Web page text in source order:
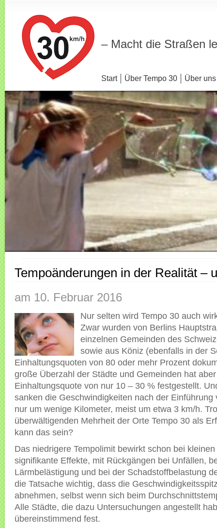
– Macht die Straßen
Start Über Tempo 30 Über uns
Tempoänderungen in der Realität –
am 10. Februar 2016
Nur selten wird Tempo 30 auch
Zwar wurden von Berlins
einzelnen Gemeinden des
sowie aus Köniz (ebenfalls in der
Einhaltungsquoten von 80 oder mehr Prozent
große Überzahl der Städte und Gemeinden hat
Einhaltungsquote von nur 10 – 30 % festgestellt.
sanken die Geschwindigkeiten nach der Einführung
nur um wenige Kilometer, meist um etwa 3 km/h.
überwältigenden Mehrheit der Orte Tempo 30 als
kann das sein?
Das niedrigere Tempolimit bewirkt schon bei
signifikante Effekte, mit Rückgängen bei Unfällen,
Lärmbelästigung und bei der Schadstoffbelastung
die Tatsache wichtig, dass die
abnehmen, selbst wenn sich beim
Alle Städte, die dazu Untersuchungen angestellt
übereinstimmend fest.